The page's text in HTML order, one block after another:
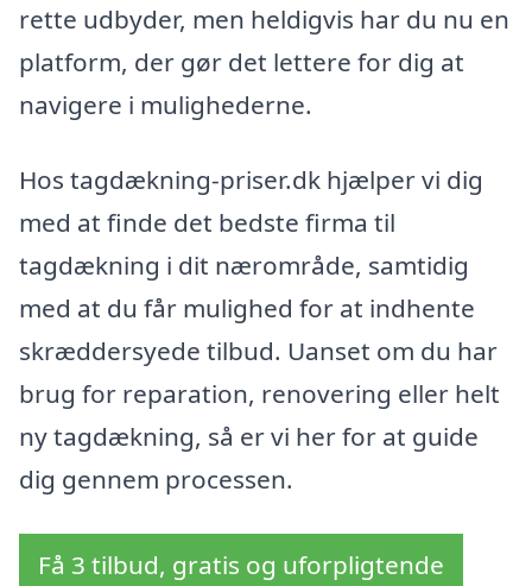
rette udbyder, men heldigvis har du nu en
platform, der gør det lettere for dig at
navigere i mulighederne.
Hos tagdækning-priser.dk hjælper vi dig
med at finde det bedste firma til
tagdækning i dit nærområde, samtidig
med at du får mulighed for at indhente
skræddersyede tilbud. Uanset om du har
brug for reparation, renovering eller helt
ny tagdækning, så er vi her for at guide
dig gennem processen.
Få 3 tilbud, gratis og uforpligtende